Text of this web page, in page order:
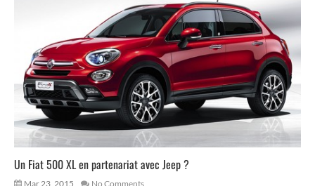
Un Fiat 500 XL en partenariat avec Jeep ?
Mar 23, 2015 No Comments